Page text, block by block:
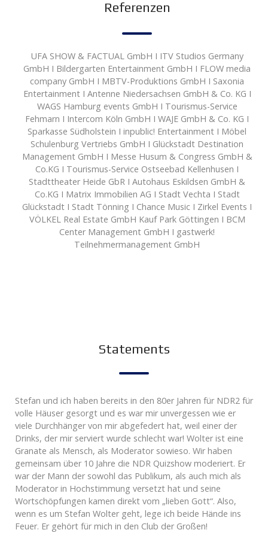
Referenzen
UFA SHOW & FACTUAL GmbH I ITV Studios Germany
GmbH I Bildergarten Entertainment GmbH I FLOW media
company GmbH I MBTV-Produktions GmbH I Saxonia
Entertainment I Antenne Niedersachsen GmbH & Co. KG I
WAGS Hamburg events GmbH I Tourismus-Service
Fehmarn I Intercom Köln GmbH I WAJE GmbH & Co. KG I
Sparkasse Südholstein I inpublic! Entertainment I Möbel
Schulenburg Vertriebs GmbH I Glückstadt Destination
Management GmbH I Messe Husum & Congress GmbH &
Co.KG I Tourismus-Service Ostseebad Kellenhusen I
Stadttheater Heide GbR I Autohaus Eskildsen GmbH &
Co.KG I Matrix Immobilien AG I Stadt Vechta I Stadt
Glückstadt I Stadt Tönning I Chance Music I Zirkel Events I
VÖLKEL Real Estate GmbH Kauf Park Göttingen I BCM
Center Management GmbH I gastwerk!
Teilnehmermanagement GmbH
Statements
Stefan und ich haben bereits in den 80er Jahren für NDR2 für
volle Häuser gesorgt und es war mir unvergessen wie er
viele Durchhänger von mir abgefedert hat, weil einer der
Drinks, der mir serviert wurde schlecht war! Wolter ist eine
Granate als Mensch, als Moderator sowieso. Wir haben
gemeinsam über 10 Jahre die NDR Quizshow moderiert. Er
war der Mann der sowohl das Publikum, als auch mich als
Moderator in Hochstimmung versetzt hat und seine
Wortschöpfungen kamen direkt vom „lieben Gott“. Also,
wenn es um Stefan Wolter geht, lege ich beide Hände ins
Feuer. Er gehört für mich in den Club der Großen!